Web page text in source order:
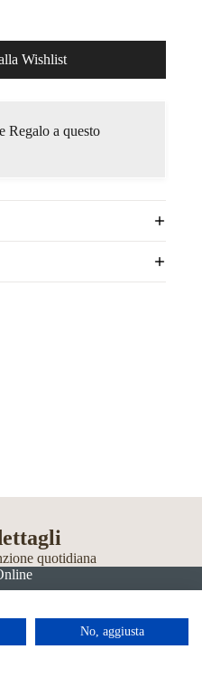
Wishlist
Regalo a questo
quotidiana
No, aggiusta